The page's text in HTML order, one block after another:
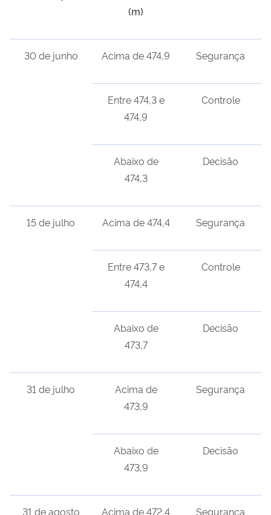
(m)
30 de junho Acima de 474,9 Segurança
Entre 474,3 e
474,9
Controle
Abaixo de
474,3
Decisão
15 de julho Acima de 474,4 Segurança
Entre 473,7 e
474,4
Controle
Abaixo de
473,7
Decisão
31 de julho
Acima de
473,9
Segurança
Abaixo de
473,9
Decisão
31 de agosto Acima de 472,4 Segurança